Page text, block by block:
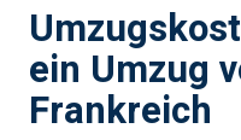
ein Umzug
Frankreich